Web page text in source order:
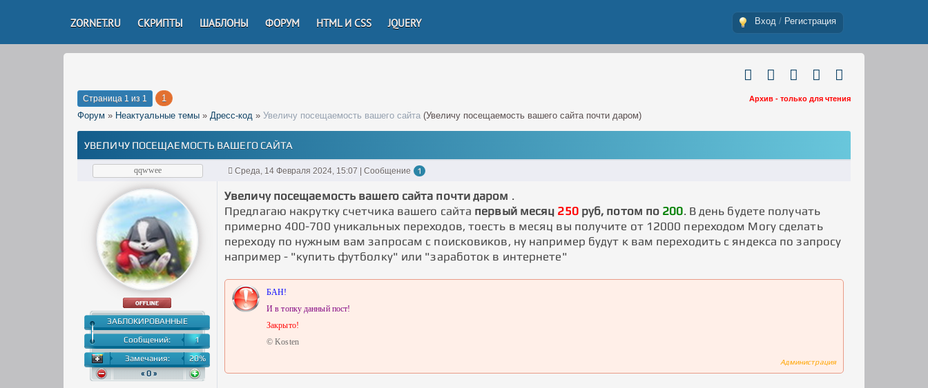
ZORNET.RU СКРИПТЫ ШАБЛОНЫ ФОРУМ HTML И CSS JQUERY Вход / Регистрация
Страница 1 из 1 1 Архив - только для чтения
Форум » Неактуальные темы » Дресс-код » Увеличу посещаемость вашего сайта (Увеличу посещаемость вашего сайта почти даром)
УВЕЛИЧУ ПОСЕЩАЕМОСТЬ ВАШЕГО САЙТА
qqwwee Среда, 14 Февраля 2024, 15:07 | Сообщение 1
ЗАБЛОКИРОВАННЫЕ
Сообщений:
1
Замечания:
20%
« 0 »
Увеличу посещаемость вашего сайта почти даром .
Предлагаю накрутку счетчика вашего сайта первый месяц 250руб, потом по 200. В день будете получать
примерно 400-700 уникальных переходов, тоесть в месяц вы получите от 12000 переходом Могу сделать
переходу по нужным вам запросам с поисковиков, ну например будут к вам переходить с яндекса по запросу
например - "купить футболку" или "заработок в интернете"
БАН!
И в топку данный пост!
Закрыто!
© Kosten
Администрация